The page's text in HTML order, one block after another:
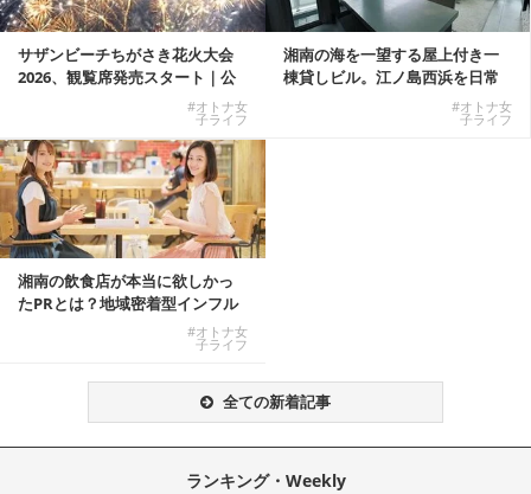
サザンビーチちがさき花火大会
2026、観覧席発売スタート｜公
#オトナ女
子ライフ
湘南の海を一望する屋上付き一
棟貸しビル。江ノ島西浜を日常
#オトナ女
子ライフ
湘南の飲食店が本当に欲しかっ
たPRとは？地域密着型インフル
#オトナ女
子ライフ
全ての新着記事
ランキング・Weekly